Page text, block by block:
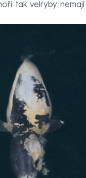
tak velryby nemají